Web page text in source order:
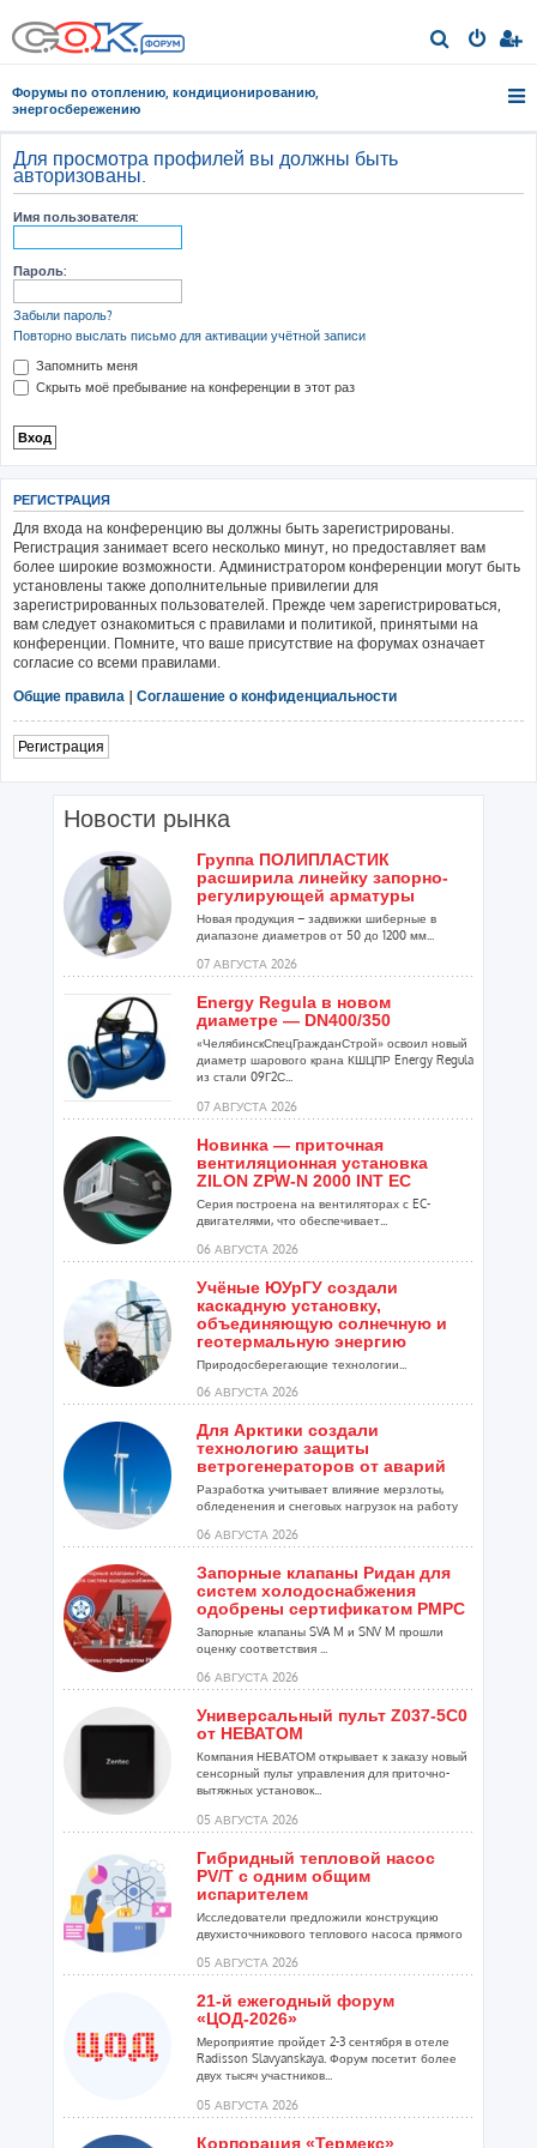
о
Форумы по отоплению, кондиционированию,
энергосбережению
Для просмотра профилей вы должны быть
авторизованы.
Имя пользователя:
Пароль:
Забыли пароль?
Повторно выслать письмо для активации учётной записи
Запомнить меня
Скрыть моё пребывание на конференции в этот раз
РЕГИСТРАЦИЯ
Для входа на конференцию вы должны быть зарегистрированы.
Регистрация занимает всего несколько минут, но предоставляет вам
более широкие возможности. Администратором конференции могут быть
установлены также дополнительные привилегии для
зарегистрированных пользователей. Прежде чем зарегистрироваться,
вам следует ознакомиться с правилами и политикой, принятыми на
конференции. Помните, что ваше присутствие на форумах означает
согласие со всеми правилами.
Общие правила | Соглашение о конфиденциальности
Регистрация
Новости рынка
Группа ПОЛИПЛАСТИК
расширила линейку запорно-
регулирующей арматуры
Новая продукция – задвижки шиберные в
диапазоне диаметров от 50 до 1200 мм...
07 АВГУСТА 2026
Energy Regula в новом
диаметре — DN400/350
«ЧелябинскСпецГражданСтрой» освоил новый
диаметр шарового крана КШЦПР Energy Regula
из стали 09Г2С...
07 АВГУСТА 2026
Новинка — приточная
вентиляционная установка
ZILON ZPW-N 2000 INT EC
Серия построена на вентиляторах с EC-
двигателями, что обеспечивает...
06 АВГУСТА 2026
Учёные ЮУрГУ создали
каскадную установку,
объединяющую солнечную и
геотермальную энергию
Природосберегающие технологии...
06 АВГУСТА 2026
Для Арктики создали
технологию защиты
ветрогенераторов от аварий
Разработка учитывает влияние мерзлоты,
обледенения и снеговых нагрузок на работу
06 АВГУСТА 2026
Запорные клапаны Ридан для
систем холодоснабжения
одобрены сертификатом РМРС
Запорные клапаны SVA M и SNV M прошли
оценку соответствия ...
06 АВГУСТА 2026
Универсальный пульт Z037-5C0
от НЕВАТОМ
Компания НЕВАТОМ открывает к заказу новый
сенсорный пульт управления для приточно-
вытяжных установок...
05 АВГУСТА 2026
Гибридный тепловой насос
PV/T с одним общим
испарителем
Исследователи предложили конструкцию
двухисточникового теплового насоса прямого
05 АВГУСТА 2026
21-й ежегодный форум
«ЦОД-2026»
Мероприятие пройдет 2-3 сентября в отеле
Radisson Slavyanskaya. Форум посетит более
двух тысяч участников...
05 АВГУСТА 2026
Корпорация «Термекс»